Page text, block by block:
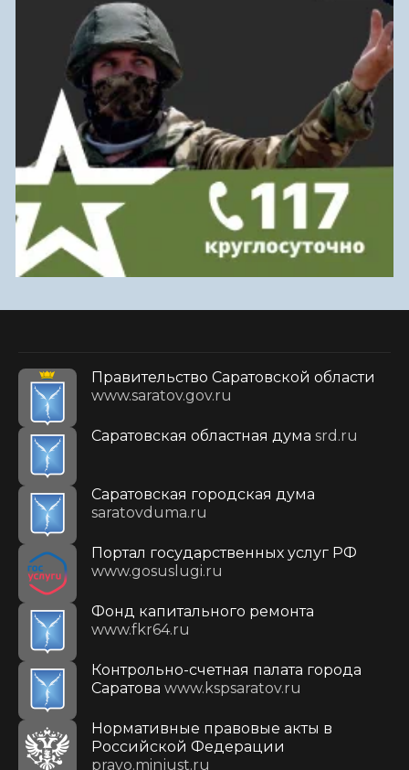
Правительство Саратовской области
www.saratov.gov.ru
Саратовская областная дума srd.ru
Саратовская городская дума
saratovduma.ru
Портал государственных услуг РФ
www.gosuslugi.ru
Фонд капитального ремонта
www.fkr64.ru
Контрольно-счетная палата города
Саратова www.kspsaratov.ru
Нормативные правовые акты в
Российской Федерации
pravo.minjust.ru